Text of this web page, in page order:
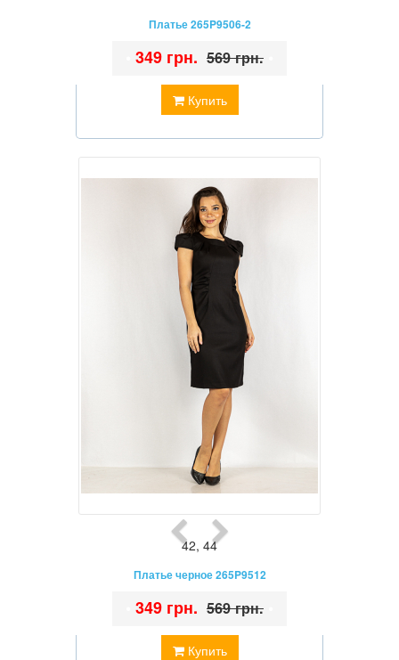
Платье 265P9506-2
Купить
349 грн. 569 грн.
42, 44
Платье черное 265P9512
Купить
349 грн. 569 грн.